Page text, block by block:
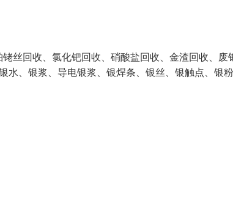
回收、氯化钯回收、硝酸盐回收、金渣回收、废
、银浆、导电银浆、银焊条、银丝、银触点、银